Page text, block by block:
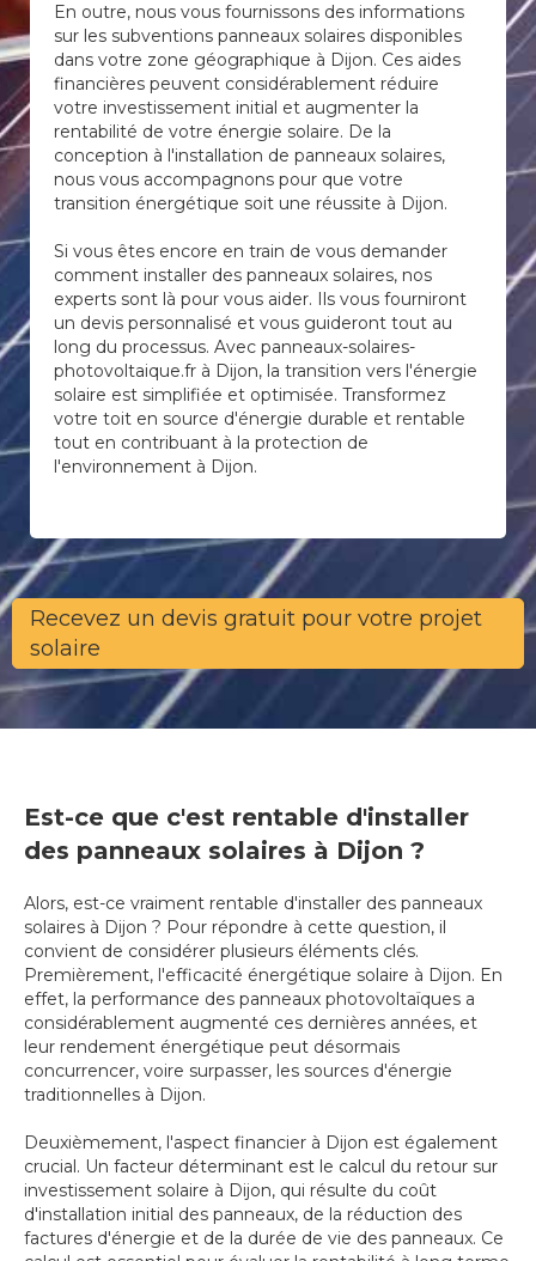
En outre, nous vous fournissons des informations
sur les subventions panneaux solaires disponibles
dans votre zone géographique à Dijon. Ces aides
financières peuvent considérablement réduire
votre investissement initial et augmenter la
rentabilité de votre énergie solaire. De la
conception à l'installation de panneaux solaires,
nous vous accompagnons pour que votre
transition énergétique soit une réussite à Dijon.
Si vous êtes encore en train de vous demander
comment installer des panneaux solaires, nos
experts sont là pour vous aider. Ils vous fourniront
un devis personnalisé et vous guideront tout au
long du processus. Avec panneaux-solaires-
photovoltaique.fr à Dijon, la transition vers l'énergie
solaire est simplifiée et optimisée. Transformez
votre toit en source d'énergie durable et rentable
tout en contribuant à la protection de
l'environnement à Dijon.
Recevez un devis gratuit pour votre projet
solaire
Est-ce que c'est rentable d'installer
des panneaux solaires à Dijon ?
Alors, est-ce vraiment rentable d'installer des panneaux
solaires à Dijon ? Pour répondre à cette question, il
convient de considérer plusieurs éléments clés.
Premièrement, l'efficacité énergétique solaire à Dijon. En
effet, la performance des panneaux photovoltaïques a
considérablement augmenté ces dernières années, et
leur rendement énergétique peut désormais
concurrencer, voire surpasser, les sources d'énergie
traditionnelles à Dijon.
Deuxièmement, l'aspect financier à Dijon est également
crucial. Un facteur déterminant est le calcul du retour sur
investissement solaire à Dijon, qui résulte du coût
d'installation initial des panneaux, de la réduction des
factures d'énergie et de la durée de vie des panneaux. Ce